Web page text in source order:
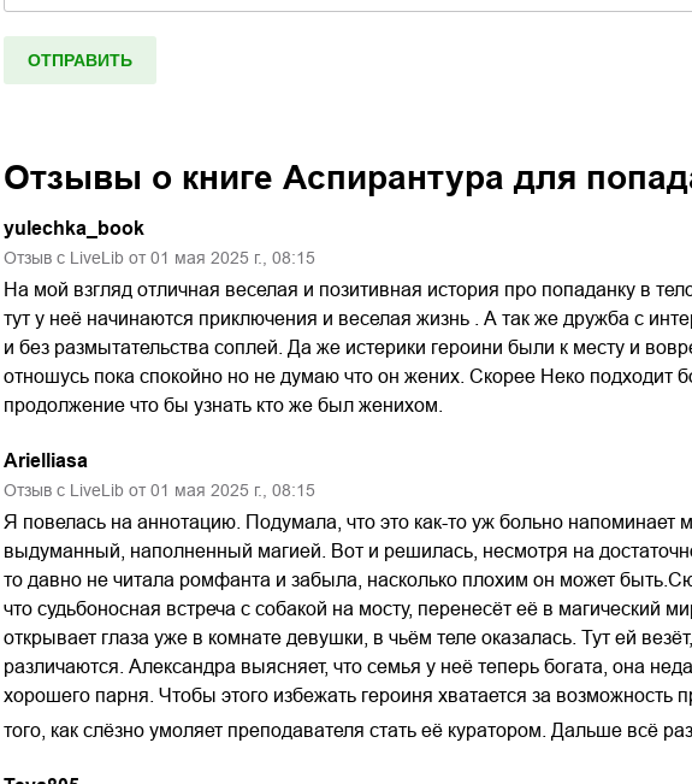
Отзывы о книге Аспирантура для
yulechka_book
Отзыв с LiveLib от 01 мая 2025 г., 08:15
На мой взгляд отличная веселая и позитивная история про попаданку в
тут у неё начинаются приключения и веселая жизнь . А так же дружба с
и без размытательства соплей. Да же истерики героини были к месту и
отношусь пока спокойно но не думаю что он жених. Скорее Неко подходит
продолжение что бы узнать кто же был женихом.
Arielliasa
Отзыв с LiveLib от 01 мая 2025 г., 08:15
Я повелась на аннотацию. Подумала, что это как-то уж больно напоминает
выдуманный, наполненный магией. Вот и решилась, несмотря на
то давно не читала ромфанта и забыла, насколько плохим он может
что судьбоносная встреча с собакой на мосту, перенесёт её в магический
открывает глаза уже в комнате девушки, в чьём теле оказалась. Тут ей
различаются. Александра выясняет, что семья у неё теперь богата, она
хорошего парня. Чтобы этого избежать героиня хватается за
того, как слёзно умоляет преподавателя стать её куратором. Дальше всё